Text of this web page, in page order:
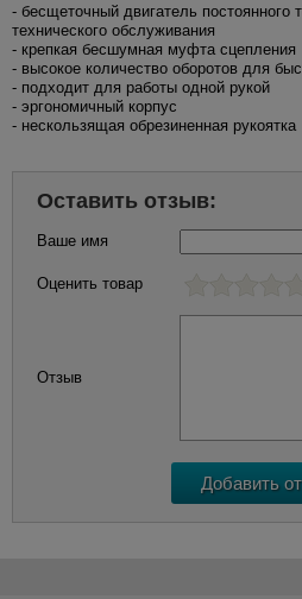
- бесщеточный двигатель постоянного
технического обслуживания
- крепкая бесшумная муфта сцепления
- высокое количество оборотов для
- подходит для работы одной рукой
- эргономичный корпус
- нескользящая обрезиненная рукоятка
Оставить отзыв:
Ваше имя
Оценить товар
Отзыв